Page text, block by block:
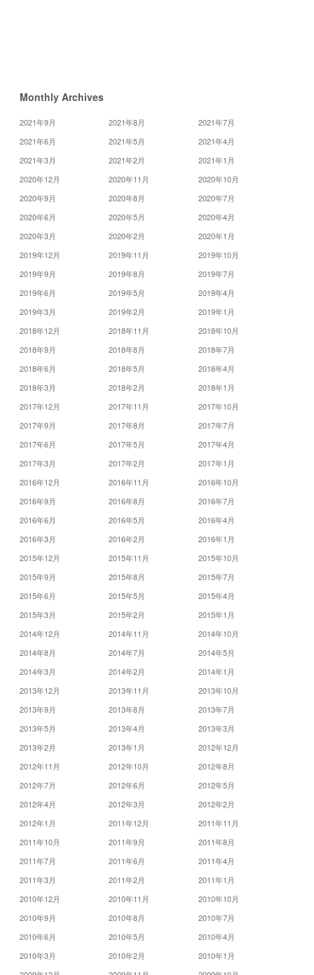
Monthly Archives
2021年9月 2021年8月
2021年7月
2021年6月
2021年5月
2021年4月
2021年3月
2021年2月
2021年1月
2020年12月
2020年11月
2020年10月
2020年9月
2020年8月
2020年7月
2020年6月
2020年5月
2020年4月
2020年3月
2020年2月
2020年1月
2019年12月
2019年11月
2019年10月
2019年9月
2019年8月
2019年7月
2019年6月
2019年5月
2019年4月
2019年3月
2019年2月
2019年1月
2018年12月
2018年11月
2018年10月
2018年9月
2018年8月
2018年7月
2018年6月
2018年5月
2018年4月
2018年3月
2018年2月
2018年1月
2017年12月
2017年11月
2017年10月
2017年9月
2017年8月
2017年7月
2017年6月
2017年5月
2017年4月
2017年3月
2017年2月
2017年1月
2016年12月
2016年11月
2016年10月
2016年9月
2016年8月
2016年7月
2016年6月
2016年5月
2016年4月
2016年3月
2016年2月
2016年1月
2015年12月
2015年11月
2015年10月
2015年9月
2015年8月
2015年7月
2015年6月
2015年5月
2015年4月
2015年3月
2015年2月
2015年1月
2014年12月
2014年11月
2014年10月
2014年8月
2014年7月
2014年5月
2014年3月
2014年2月
2014年1月
2013年12月
2013年11月
2013年10月
2013年9月
2013年8月
2013年7月
2013年5月
2013年4月
2013年3月
2013年2月
2013年1月
2012年12月
2012年11月
2012年10月
2012年8月
2012年7月
2012年6月
2012年5月
2012年4月
2012年3月
2012年2月
2012年1月
2011年12月
2011年11月
2011年10月
2011年9月
2011年8月
2011年7月
2011年6月
2011年4月
2011年3月
2011年2月
2011年1月
2010年12月
2010年11月
2010年10月
2010年9月
2010年8月
2010年7月
2010年6月
2010年5月
2010年4月
2010年3月
2010年2月
2010年1月